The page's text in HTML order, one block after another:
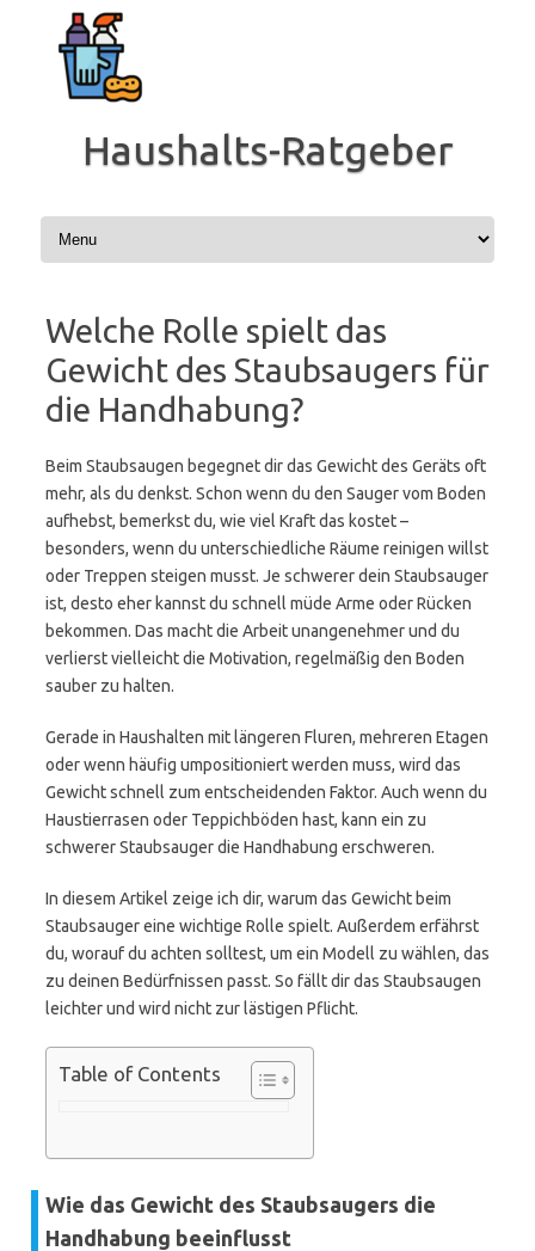
Inhalt
springen
Haushalts-Ratgeber
Welche Rolle spielt das
Gewicht des Staubsaugers für
die Handhabung?
Beim Staubsaugen begegnet dir das Gewicht des Geräts oft
mehr, als du denkst. Schon wenn du den Sauger vom Boden
aufhebst, bemerkst du, wie viel Kraft das kostet –
besonders, wenn du unterschiedliche Räume reinigen willst
oder Treppen steigen musst. Je schwerer dein Staubsauger
ist, desto eher kannst du schnell müde Arme oder Rücken
bekommen. Das macht die Arbeit unangenehmer und du
verlierst vielleicht die Motivation, regelmäßig den Boden
sauber zu halten.
Gerade in Haushalten mit längeren Fluren, mehreren Etagen
oder wenn häufig umpositioniert werden muss, wird das
Gewicht schnell zum entscheidenden Faktor. Auch wenn du
Haustierrasen oder Teppichböden hast, kann ein zu
schwerer Staubsauger die Handhabung erschweren.
In diesem Artikel zeige ich dir, warum das Gewicht beim
Staubsauger eine wichtige Rolle spielt. Außerdem erfährst
du, worauf du achten solltest, um ein Modell zu wählen, das
zu deinen Bedürfnissen passt. So fällt dir das Staubsaugen
leichter und wird nicht zur lästigen Pflicht.
Table of Contents
Wie das Gewicht des Staubsaugers die
Handhabung beeinflusst